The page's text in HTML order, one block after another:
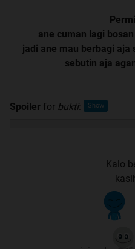
ane cuman lagi
jadi ane mau berbagi
sebutin aja
Spoiler for bukti:
Kalo